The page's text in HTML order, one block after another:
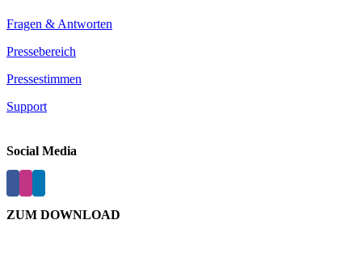
Fragen & Antworten
Pressebereich
Pressestimmen
Support
Social Media
ZUM DOWNLOAD